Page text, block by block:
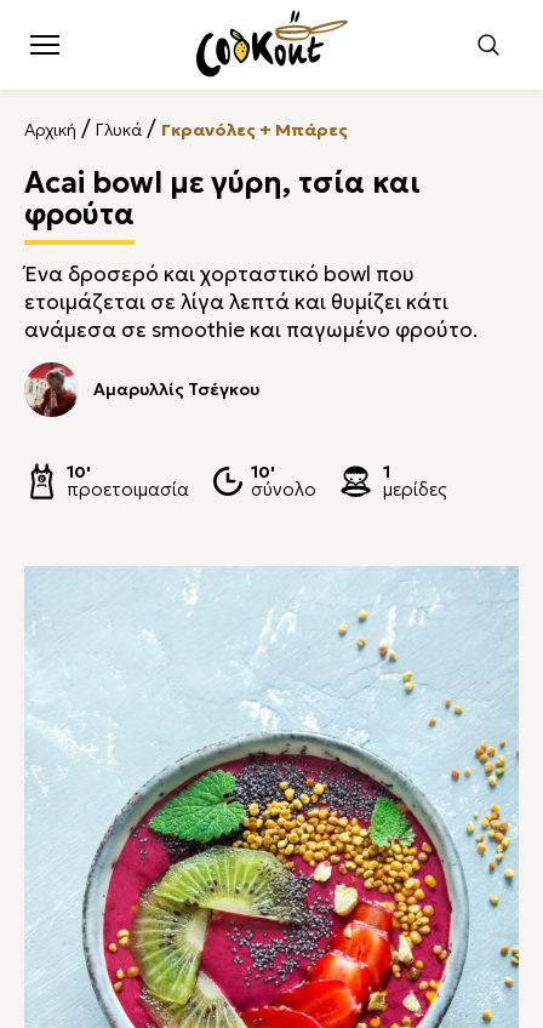
Αρχική / Γλυκά / Γκρανόλες + Μπάρες
Acai bowl με γύρη, τσία και
φρούτα
Ένα δροσερό και χορταστικό bowl που
ετοιμάζεται σε λίγα λεπτά και θυμίζει κάτι
ανάμεσα σε smoothie και παγωμένο φρούτο.
Αμαρυλλίς Τσέγκου
10'
προετοιμασία
10'
σύνολο
1
μερίδες